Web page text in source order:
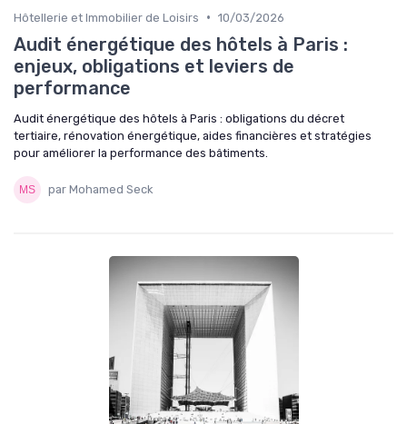
Hôtellerie et Immobilier de Loisirs • 10/03/2026
Audit énergétique des hôtels à Paris :
enjeux, obligations et leviers de
performance
Audit énergétique des hôtels à Paris : obligations du décret
tertiaire, rénovation énergétique, aides financières et stratégies
pour améliorer la performance des bâtiments.
par Mohamed Seck